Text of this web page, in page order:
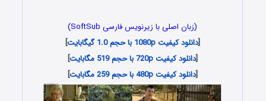
(زبان اصلی با زیرنویس فارسی SoftSub)
[دانلود کیفیت 1080p با حجم 1.0 گیگابایت
]
[دانلود کیفیت 720p با حجم 519 مگابایت
]
[دانلود کیفیت 480p با حجم 259 مگابایت ]